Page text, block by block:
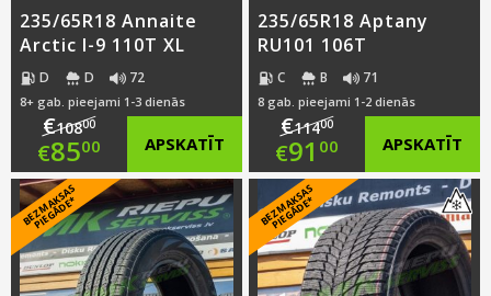
235/65R18 Annaite
Arctic I-9 110T XL
D D 72
8+ gab. pieejami 1-3 dienās
€10800
Original
price
was:
€108.00.
€8500
Current
price
is:
APSKATĪT
235/65R18 Aptany
RU101 106T
C B 71
8 gab. pieejami 1-2 dienās
€11400
Original
price
was:
€114.00.
€91 00
Current
price
is:
APSKATĪT
B
E
Z
M
A
K
S
A
S
PI
E
G
Ā
D
E
* B
E
Z
M
A
K
S
A
S
PI
E
G
Ā
D
E
*